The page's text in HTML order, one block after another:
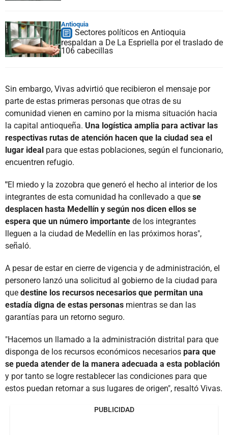
Antioquia
Sectores políticos en Antioquia
respaldan a De La Espriella por el traslado de
106 cabecillas
Sin embargo, Vivas advirtió que recibieron el mensaje por
parte de estas primeras personas que otras de su
comunidad vienen en camino por la misma situación hacia
la capital antioqueña. Una logística amplia para activar las
respectivas rutas de atención hacen que la ciudad sea el
lugar ideal para que estas poblaciones, según el funcionario,
encuentren refugio.
"El miedo y la zozobra que generó el hecho al interior de los
integrantes de esta comunidad ha conllevado a que se
desplacen hasta Medellín y según nos dicen ellos se
espera que un número importante de los integrantes
lleguen a la ciudad de Medellín en las próximos horas",
señaló.
A pesar de estar en cierre de vigencia y de administración, el
personero lanzó una solicitud al gobierno de la ciudad para
que destine los recursos necesarios que permitan una
estadía digna de estas personas mientras se dan las
garantías para un retorno seguro.
"Hacemos un llamado a la administración distrital para que
disponga de los recursos económicos necesarios para que
se pueda atender de la manera adecuada a esta población
y por tanto se logre restablecer las condiciones para que
estos puedan retornar a sus lugares de origen", resaltó Vivas.
PUBLICIDAD